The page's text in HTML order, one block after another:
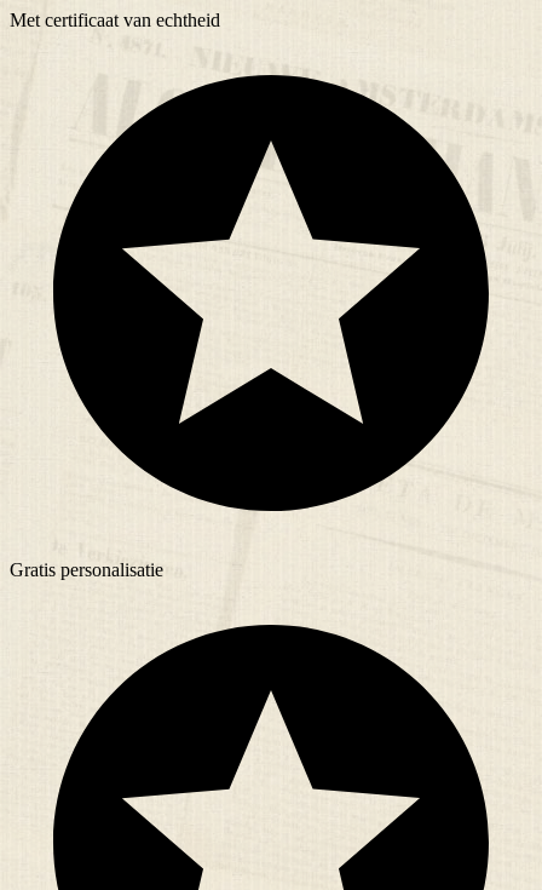
Met certificaat van echtheid
Gratis personalisatie